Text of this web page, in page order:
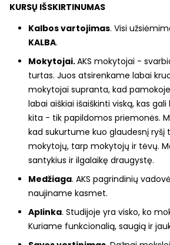
KURSŲ IŠSKIRTINUMAS
Kalbos vartojimas. Visi
KALBA.
Mokytojai.AKS mokytojai -
turtas. Juos atsirenkame labai
mokytojai supranta, kad
labai aiškiai išaiškinti viską, kas
kita - tik papildomos priemonės.
kad sukurtume kuo glaudesnį ryšį
mokytojų, tarp mokytojų ir tėvų.
santykius ir ilgalaikę draugystę.
Medžiaga. AKS pagrindinių
naujiname kasmet.
Aplinka. Studijoje yra visko, ko
Kuriame funkcionalią, saugią ir